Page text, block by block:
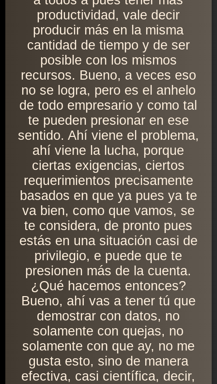
productividad, vale decir
producir más en la misma
cantidad de tiempo y de ser
posible con los mismos
recursos. Bueno, a veces eso
no se logra, pero es el anhelo
de todo empresario y como tal
te pueden presionar en ese
sentido. Ahí viene el problema,
ahí viene la lucha, porque
ciertas exigencias, ciertos
requerimientos precisamente
basados en que ya pues ya te
va bien, como que vamos, se
te considera, de pronto pues
estás en una situación casi de
privilegio, e puede que te
presionen más de la cuenta.
¿Qué hacemos entonces?
Bueno, ahí vas a tener tú que
demostrar con datos, no
solamente con quejas, no
solamente con que ay, no me
gusta esto, sino de manera
efectiva, casi científica, decir,